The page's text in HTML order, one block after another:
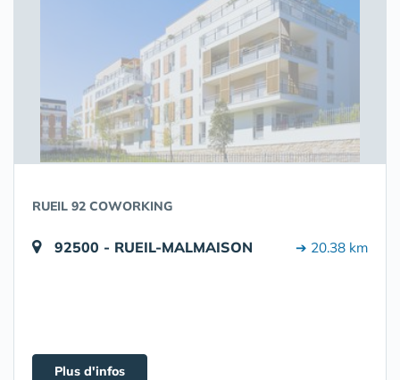
RUEIL 92 COWORKING
92500 - RUEIL-MALMAISON ➔ 20.38 km
Plus d'infos